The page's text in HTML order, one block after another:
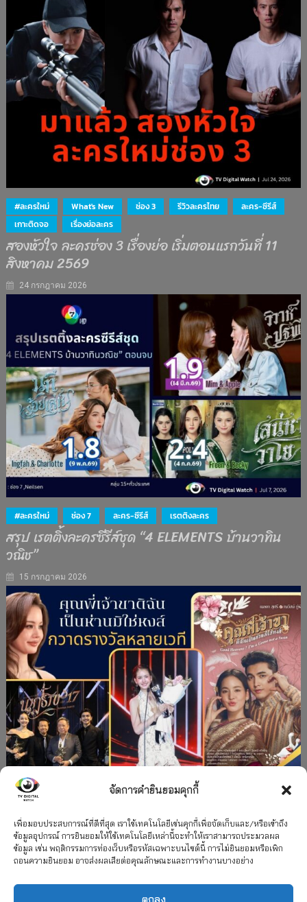
จัดการคำยินยอมคุกกี้
เพื่อมอบประสบการณ์ที่ดีที่สุด เราใช้เทคโนโลยีเช่นคุกกี้เพื่อจัดเก็บและ/หรือเข้าถึง
ข้อมูลอุปกรณ์ การยินยอมให้ใช้เทคโนโลยีเหล่านี้จะทำให้เราสามารถประมวลผล
ข้อมูล เช่น พฤติกรรมการท่องเว็บหรือรหัสเฉพาะบนไซต์นี้ การไม่ยินยอมหรือเพิก
ถอนความยินยอม อาจส่งผลเสียต่อคุณลักษณะและการทำงานบางอย่าง
ตกลง
#ละครใหม่ What's New ช่อง 3 รีวิวละครไทย
ละคร-ซีรีส์
เกาะติดจอ
เรื่องย่อละคร
สองหัวใจ ละครช่อง 3 เรื่องย่อ เริ่มตอนแรกวันที่ 11
สิงหาคม 2569
24 กรกฎาคม 2026
#ละครใหม่ ช่อง 7 ละคร-ซีรีส์ เรตติงละคร
สรุป เรตติ้งละครซีรีส์ชุด “4 ELEMENTS บ้านวาทิน
วณิช”
15 กรกฎาคม 2026
”คุณพี่เจ้าขาดิฉันเป็นห่านมิใช่หงส์” กวาดรางวัล
เพียบ จาก 8 เวที